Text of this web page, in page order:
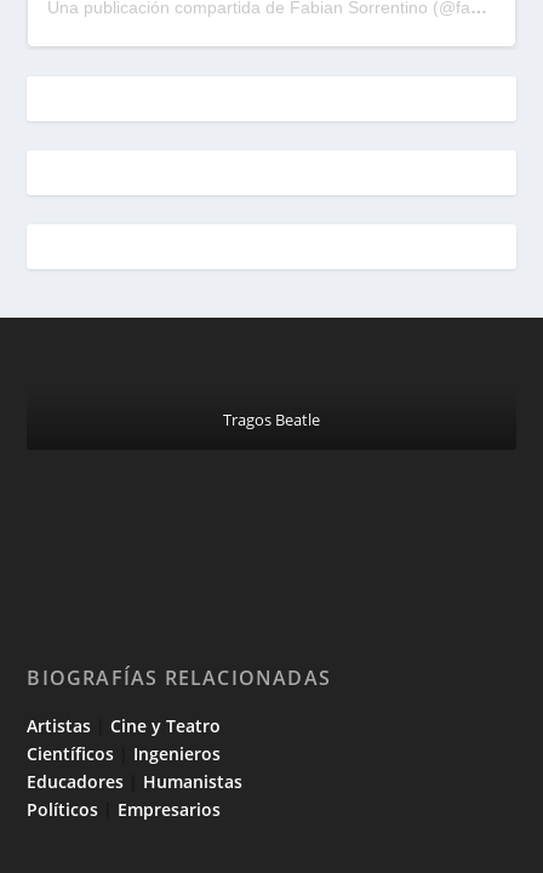
Una publicación compartida de Fabian Sorrentino (@fabiansonria)
Tragos Beatle
BIOGRAFÍAS RELACIONADAS
Artistas |Cine y Teatro
Científicos
Ingenieros
Educadores
Humanistas
Políticos
Empresarios